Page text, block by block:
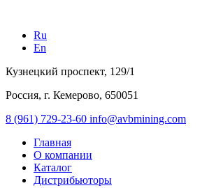
Ru
En
Кузнецкий проспект, 129/1
Россия, г. Кемерово, 650051
8 (961) 729-23-60 info@avbmining.com
Главная
О компании
Каталог
Дистрибьюторы